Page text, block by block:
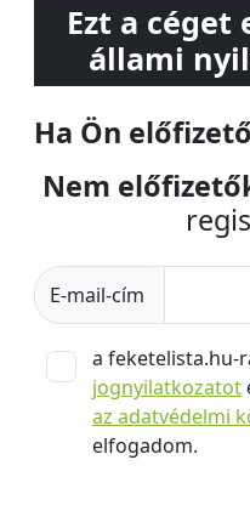
Ezt a
állami
Ha Ön
Nem
E-mail-cím
a feketelista.hu-
jognyilatkozatot
az adatvédelmi
elfogadom.